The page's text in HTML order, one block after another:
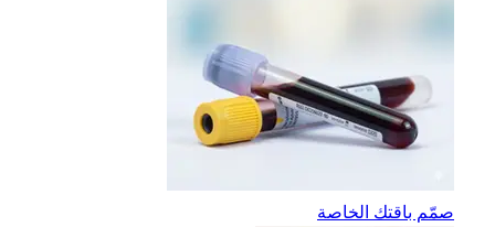
صمّم باقتك الخاصة